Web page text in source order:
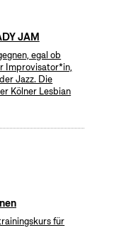
JAM
egal ob
Improvisator*in,
Jazz. Die
Kölner Lesbian
für